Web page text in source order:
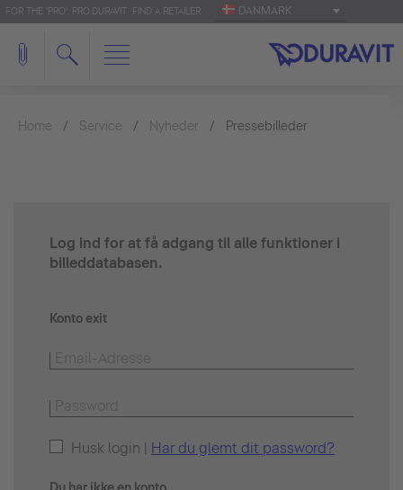
FOR THE 'PRO': PRO.DURAVIT FIND A RETAILER DANMARK
Home Service Nyheder Pressebilleder
Log ind for at få adgang til alle funktioner i
billeddatabasen.
Konto exit
Husk login | Har du glemt dit password?